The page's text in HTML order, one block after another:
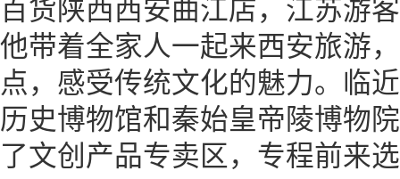
百货陕西西安曲江店，江苏游
他带着全家人一起来西安旅游
点，感受传统文化的魅力。临
历史博物馆和秦始皇帝陵博物
了文创产品专卖区，专程前来